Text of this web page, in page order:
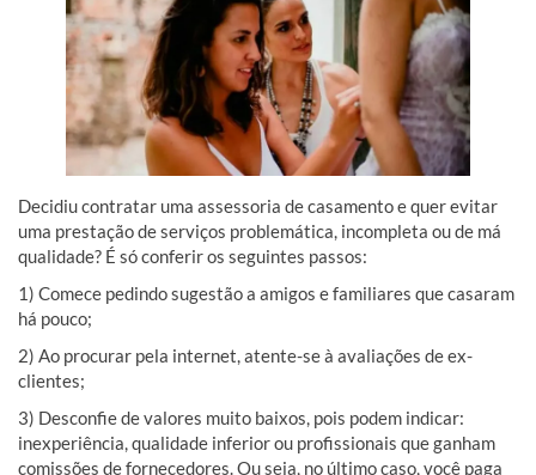
Decidiu contratar uma assessoria de casamento e quer evitar
uma prestação de serviços problemática, incompleta ou de má
qualidade? É só conferir os seguintes passos:
1) Comece pedindo sugestão a amigos e familiares que casaram
há pouco;
2) Ao procurar pela internet, atente-se à avaliações de ex-
clientes;
3) Desconfie de valores muito baixos, pois podem indicar:
inexperiência, qualidade inferior ou profissionais que ganham
comissões de fornecedores. Ou seja, no último caso, você paga